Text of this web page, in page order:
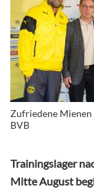
Zufriedene Mienen
BVB
Trainingslager
Mitte August